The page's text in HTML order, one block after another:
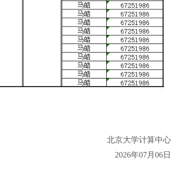
北京大学计算中心
2026年07月06日